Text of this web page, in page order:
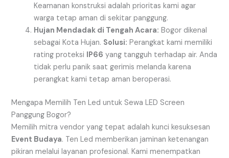
Keamanan konstruksi adalah prioritas kami agar
warga tetap aman di sekitar panggung.
Hujan Mendadak di Tengah Acara: Bogor dikenal
sebagai Kota Hujan. Solusi: Perangkat kami memiliki
rating proteksi IP66 yang tangguh terhadap air. Anda
tidak perlu panik saat gerimis melanda karena
perangkat kami tetap aman beroperasi.
Mengapa Memilih Ten Led untuk Sewa LED Screen
Panggung Bogor?
Memilih mitra vendor yang tepat adalah kunci kesuksesan
Event Budaya. Ten Led memberikan jaminan ketenangan
pikiran melalui layanan profesional. Kami menempatkan